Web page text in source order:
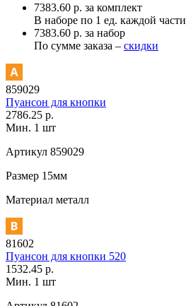
7383.60 р. за комплект
В наборе по 1 ед. каждой части
7383.60 р. за набор
По сумме заказа – скидки
859029
Пуансон для кнопки
2786.25 р.
Мин. 1 шт
Артикул 859029
Размер 15мм
Материал металл
81602
Пуансон для кнопки 520
1532.45 р.
Мин. 1 шт